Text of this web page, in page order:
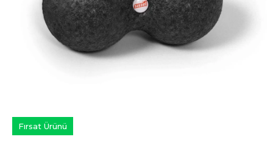
Fırsat Ürünü